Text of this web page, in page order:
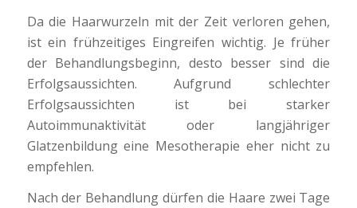
Da die Haarwurzeln mit der Zeit verloren gehen,
ist ein frühzeitiges Eingreifen wichtig. Je früher
der Behandlungsbeginn, desto besser sind die
Erfolgsaussichten. Aufgrund schlechter
Erfolgsaussichten ist bei starker
Autoimmunaktivität oder langjähriger
Glatzenbildung eine Mesotherapie eher nicht zu
empfehlen.
Nach der Behandlung dürfen die Haare zwei Tage